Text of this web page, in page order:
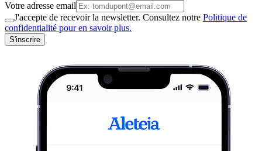
Votre adresse email
J'accepte de recevoir la newsletter. Consultez notre Politique de
confidentialité pour en savoir plus.
S'inscrire